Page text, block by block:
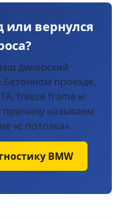
или вернулся
дилерский
Бетонном проезде,
freeze frame и
называем
«с потолка».
BMW